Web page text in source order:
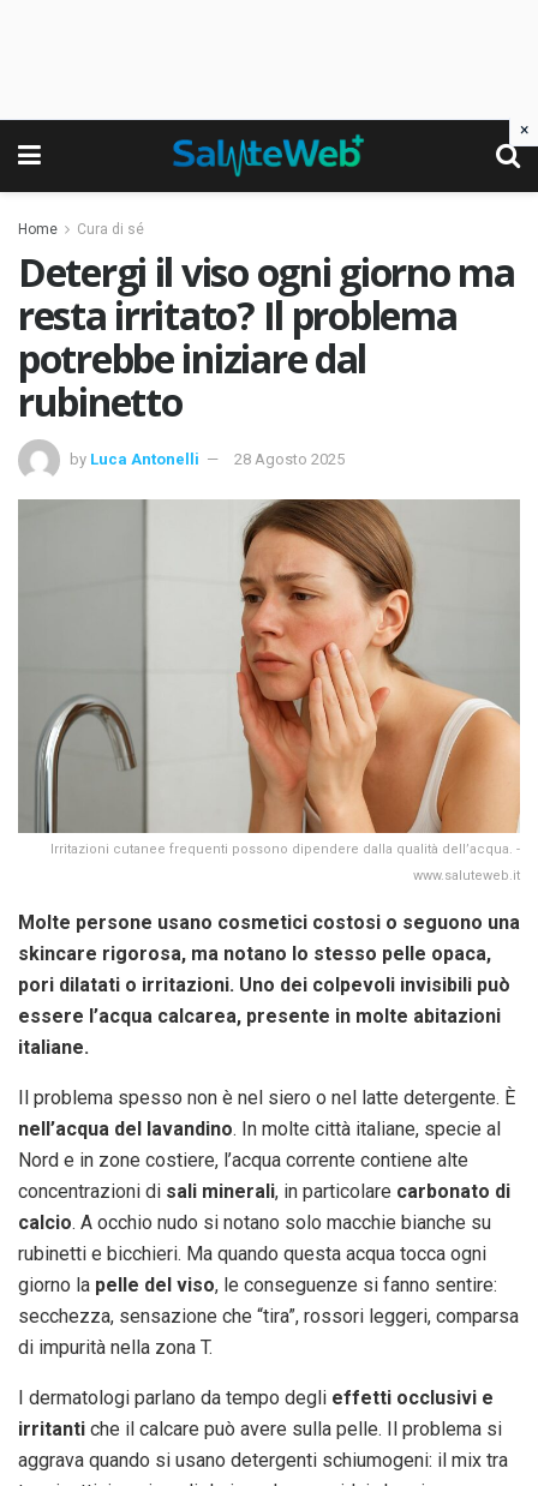
Home Cura di sé
Detergi il viso ogni giorno ma
resta irritato? Il problema
potrebbe iniziare dal
rubinetto
by Luca Antonelli 28 Agosto 2025
Irritazioni cutanee frequenti possono dipendere dalla qualità dell’acqua. -
www.saluteweb.it
Molte persone usano cosmetici costosi o seguono una
skincare rigorosa, ma notano lo stesso pelle opaca,
pori dilatati o irritazioni. Uno dei colpevoli invisibili può
essere l’acqua calcarea, presente in molte abitazioni
italiane.
Il problema spesso non è nel siero o nel latte detergente. È
nell’acqua del lavandino. In molte città italiane, specie al
Nord e in zone costiere, l’acqua corrente contiene alte
concentrazioni di sali minerali, in particolare carbonato di
calcio. A occhio nudo si notano solo macchie bianche su
rubinetti e bicchieri. Ma quando questa acqua tocca ogni
giorno la pelle del viso, le conseguenze si fanno sentire:
secchezza, sensazione che “tira”, rossori leggeri, comparsa
di impurità nella zona T.
I dermatologi parlano da tempo degli effetti occlusivi e
irritanti che il calcare può avere sulla pelle. Il problema si
aggrava quando si usano detergenti schiumogeni: il mix tra
×